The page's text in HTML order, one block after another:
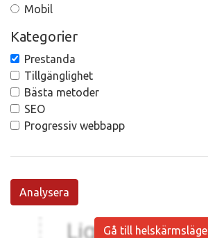
Mobil
Kategorier
Prestanda
Tillgänglighet
Bästa metoder
SEO
Progressiv webbapp
Analysera
Gå till helskärmsläge